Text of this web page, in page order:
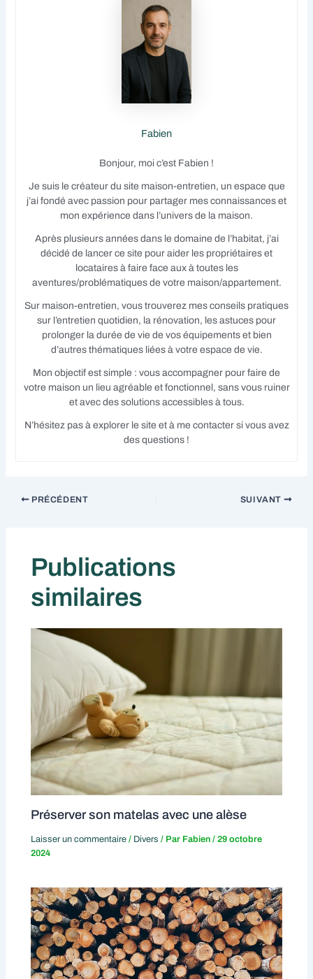
Fabien
Bonjour, moi c’est Fabien !
Je suis le créateur du site maison-entretien, un espace que
j’ai fondé avec passion pour partager mes connaissances et
mon expérience dans l’univers de la maison.
Après plusieurs années dans le domaine de l’habitat, j’ai
décidé de lancer ce site pour aider les propriétaires et
locataires à faire face aux à toutes les
aventures/problématiques de votre maison/appartement.
Sur maison-entretien, vous trouverez mes conseils pratiques
sur l’entretien quotidien, la rénovation, les astuces pour
prolonger la durée de vie de vos équipements et bien
d’autres thématiques liées à votre espace de vie.
Mon objectif est simple : vous accompagner pour faire de
votre maison un lieu agréable et fonctionnel, sans vous ruiner
et avec des solutions accessibles à tous.
N’hésitez pas à explorer le site et à me contacter si vous avez
des questions !
PRÉCÉDENT SUIVANT
Publications
similaires
Préserver son matelas avec une alèse
Laisser un commentaire / Divers / Par Fabien/29 octobre
2024